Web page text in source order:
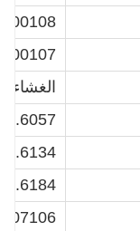
الغشاء 24 غير عميق / عادي
XLB